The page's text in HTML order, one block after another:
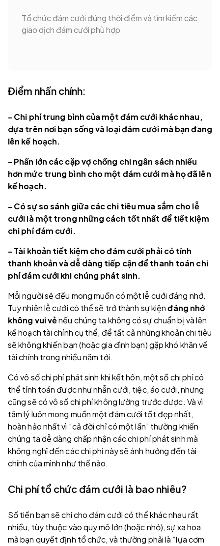
Tổ chức đám cưới đúng thời điểm và tìm kiếm các
giao dịch đám cưới phù hợp
Điểm nhấn chính:
- Chi phí trung bình của một đám cưới khác nhau,
dựa trên nơi bạn sống và loại đám cưới mà bạn đang
lên kế hoạch.
- Phần lớn các cặp vợ chồng chi ngân sách nhiều
hơn mức trung bình cho một đám cưới mà họ đã lên
kế hoạch.
- Có sự so sánh giữa các chi tiêu mua sắm cho lễ
cưới là một trong những cách tốt nhất để tiết kiệm
chi phí đám cưới.
- Tài khoản tiết kiệm cho đám cưới phải có tính
thanh khoản và dễ dàng tiếp cận để thanh toán chi
phí đám cưới khi chúng phát sinh.
Mỗi người sẽ đều mong muốn có một lễ cưới đáng nhớ.
Tuy nhiên lễ cưới có thể sẽ trở thành sự kiệnđáng nhớ
không vui vẻnếu chúng ta không có sự chuẩn bị và lên
kế hoạch tài chính cụ thể, để tất cả những khoản chi tiêu
sẽ không khiến bạn (hoặc gia đình bạn) gặp khó khăn về
tài chính trong nhiều năm tới.
Có vô số chi phí phát sinh khi kết hôn, một số chi phí có
thể tính toán được như nhẫn cưới, tiệc, áo cưới, nhưng
cũng sẽ có vô số chi phí không lường trước được. Và vì
tâm lý luôn mong muốn một đám cưới tốt đẹp nhất,
hoàn hảo nhất vì “cả đời chỉ có một lần” thường khiến
chúng ta dễ dàng chấp nhận các chi phí phát sinh mà
không nghĩ đến các chi phí này sẽ ảnh hưởng đến tài
chính của mình như thế nào.
Chi phí tổ chức đám cưới là bao nhiêu?
Số tiền bạn sẽ chi cho đám cưới có thể khác nhau rất
nhiều, tùy thuộc vào quy mô lớn (hoặc nhỏ), sự xa hoa
mà bạn quyết định tổ chức, và thường phải là “lựa cơm